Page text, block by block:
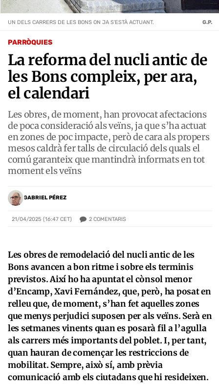
PARRÒQUIES
La reforma del nucli antic de
les Bons compleix, per ara,
el calendari
Les obres, de moment, han provocat afectacions
de poca consideració als veïns, ja que s’ha actuat
en zones de poc impacte, però de cara als propers
mesos caldrà fer talls de circulació dels quals el
comú garanteix que mantindrà informats en tot
moment els veïns
GABRIEL PÉREZ
21/04/2025 (16:47 CET) 2 COMENTARIS
UN DELS CARRERS DE LES BONS ON JA S'ESTÀ ACTUANT. G.P.
Les obres de remodelació del nucli antic de les
Bons avancen a bon ritme i sobre els terminis
previstos. Així ho ha apuntat el cònsol menor
d’Encamp, Xavi Fernández, que, però, ha posat en
relleu que, de moment, s’han fet aquelles zones
que menys perjudici suposen per als veïns. Serà en
les setmanes vinents quan es posarà fil a l’agulla
als carrers més importants del poblet. I, per tant,
quan hauran de començar les restriccions de
mobilitat. Sempre, això sí, amb prèvia
comunicació amb els ciutadans que hi resideixen.